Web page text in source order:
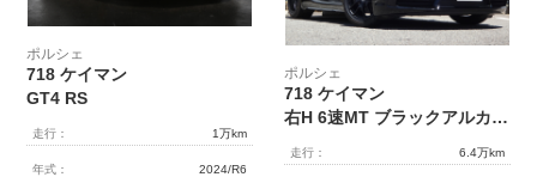
ポルシェ
718 ケイマン
GT4 RS
走行： 1万km
年式： 2024/R6
ポルシェ
718 ケイマン
右H 6速MT ブラックアルカンターラハーフレザー PCMナビ バイキセノンヘッドライト 純正ブラック18AW 禁煙 正規D車 下取車
走行： 6.4万km